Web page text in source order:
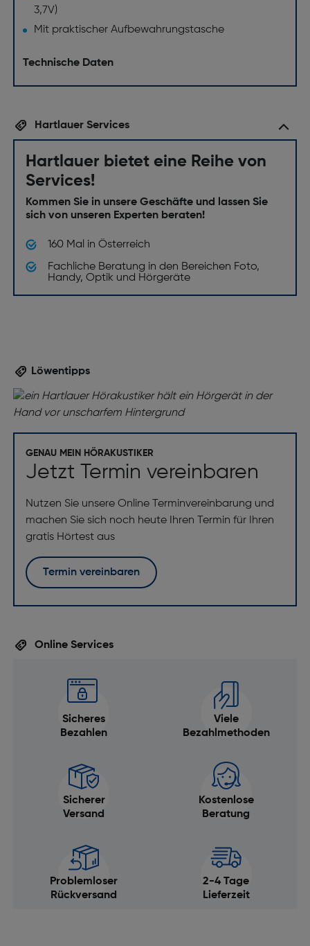
3,7V)
Mit praktischer Aufbewahrungstasche
Technische Daten
Hartlauer Services
Hartlauer bietet eine Reihe von
Services!
Kommen Sie in unsere Geschäfte und lassen Sie
sich von unseren Experten beraten!
160 Mal in Österreich
Fachliche Beratung in den Bereichen Foto,
Handy, Optik und Hörgeräte
Löwentipps
GENAU MEIN HÖRAKUSTIKER
Jetzt Termin vereinbaren
Nutzen Sie unsere Online Terminvereinbarung und
machen Sie sich noch heute Ihren Termin für Ihren
gratis Hörtest aus
Termin vereinbaren
Online Services
Sicheres
Bezahlen
Viele
Bezahlmethoden
Sicherer
Versand
Kostenlose
Beratung
Problemloser
Rückversand
2-4 Tage
Lieferzeit